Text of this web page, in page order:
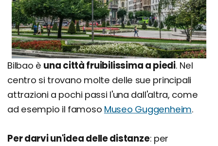
Bilbao è una città fruibilissima a piedi. Nel
centro si trovano molte delle sue principali
attrazioni a pochi passi l'una dall'altra, come
ad esempio il famoso Museo Guggenheim.
Per darvi un'idea delle distanze: per